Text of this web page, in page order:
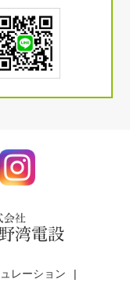
レーション